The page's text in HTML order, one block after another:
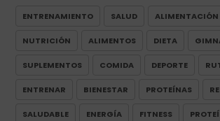
ENTRENAMIENTO SALUD ALIMENTACIÓN
NUTRICIÓN ALIMENTOS DIETA
SUPLEMENTOS COMIDA DEPORTE
ENTRENAR BIENESTAR PROTEÍNAS
SALUDABLE ENERGÍA FITNESS